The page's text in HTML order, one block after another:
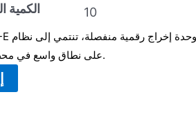
الكمية
10
على نطاق واسع في محطات الطاقة في إندونيسيا.